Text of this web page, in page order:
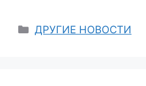
Categories
ДРУГИЕ НОВОСТИ